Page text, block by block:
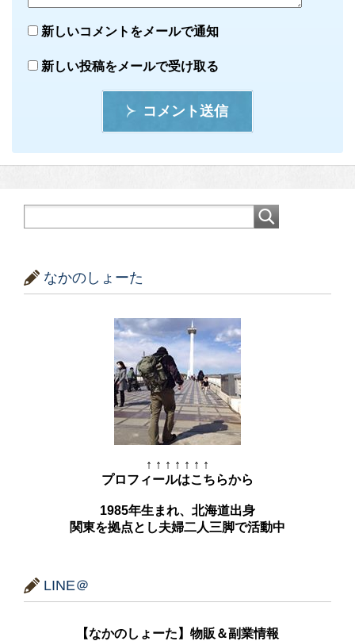
新しいコメントをメールで通知
新しい投稿をメールで受け取る
コメント送信
なかのしょーた
↑ ↑ ↑ ↑ ↑ ↑ ↑
プロフィールはこちらから
1985年生まれ、北海道出身
関東を拠点とし夫婦二人三脚で活動中
LINE＠
【なかのしょーた】物販＆副業情報